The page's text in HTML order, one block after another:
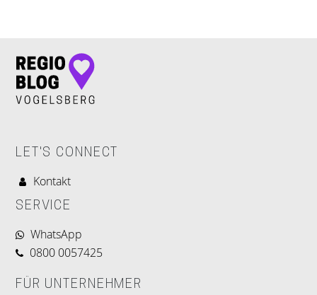
LET'S CONNECT
Kontakt
SERVICE
WhatsApp
0800 0057425
FÜR UNTERNEHMER